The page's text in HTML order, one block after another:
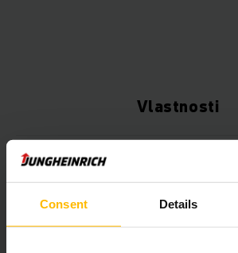
Consent Details
Vlastnosti
Koncepce technologie PureEnergy